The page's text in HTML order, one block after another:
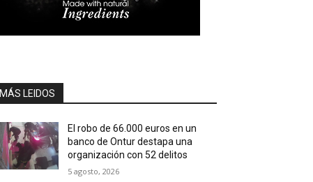
MÁS LEIDOS
El robo de 66.000 euros en un
banco de Ontur destapa una
organización con 52 delitos
5 agosto, 2026